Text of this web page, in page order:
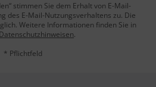
stimmen Sie dem Erhalt von E-Mail-
des E-Mail-Nutzungsverhaltens zu. Die
Weitere Informationen finden Sie in
Datenschutzhinweisen.
* Pflichtfeld